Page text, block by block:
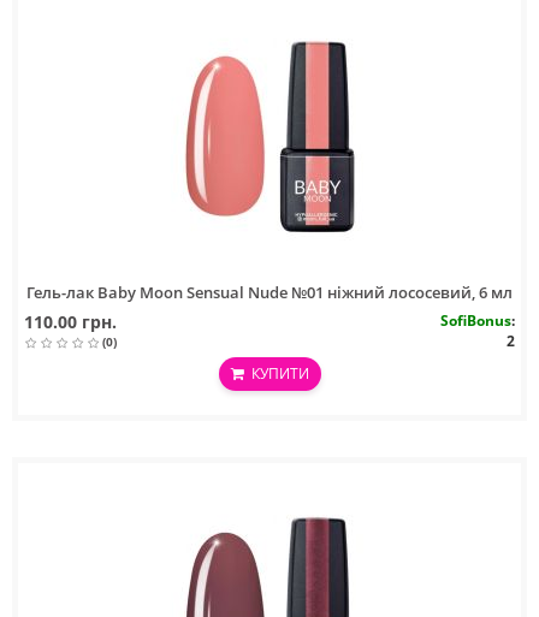
Гель-лак Baby Moon Sensual Nude №01 ніжний лососевий, 6 мл
110.00 грн.
(0)
SofiBonus:
2
КУПИТИ